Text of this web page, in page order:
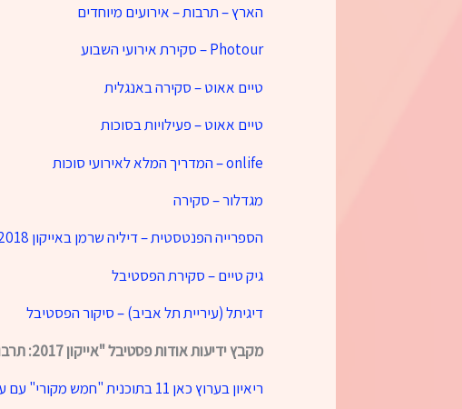
הארץ – תרבות – אירועים מיוחדים
Photour – סקירת אירועי השבוע
טיים אאוט – סקירה באנגלית
טיים אאוט – פעילויות בסוכות
onlife – המדריך המלא לאירועי סוכות
מגדלור – סקירה
הספרייה הפנטסטית – דיליה שרמן באייקון 2018
גיק טיים – סקירת הפסטיבל
דיגיתל (עיריית תל אביב) – סיקור הפסטיבל
מקבץ ידיעות אודות פסטיבל "אייקון 2017: תרבויות" בכלי התקשורת
ריאיון בערוץ כאן 11 בתוכנית "חמש מקורי" עם ענת קרשילסצ'יקוב, מנהלת התוכן